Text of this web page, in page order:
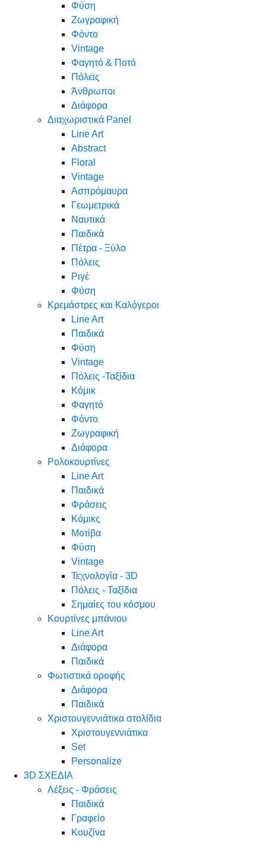
Φύση
Ζωγραφική
Φόντο
Vintage
Φαγητό & Ποτό
Πόλεις
Άνθρωποι
Διάφορα
Διαχωριστικά Panel
Line Art
Abstract
Floral
Vintage
Ασπρόμαυρα
Γεωμετρικά
Ναυτικά
Παιδικά
Πέτρα - Ξύλο
Πόλεις
Ριγέ
Φύση
Κρεμάστρες και Καλόγεροι
Line Art
Παιδικά
Φύση
Vintage
Πόλεις -Ταξίδια
Κόμικ
Φαγητό
Φόντο
Ζωγραφική
Διάφορα
Ρολοκουρτίνες
Line Art
Παιδικά
Φράσεις
Κόμικς
Μοτίβα
Φύση
Vintage
Τεχνολογία - 3D
Πόλεις - Ταξίδια
Σημαίες του κόσμου
Κουρτίνες μπάνιου
Line Art
Διάφορα
Παιδικά
Φωτιστικά οροφής
Διάφορα
Παιδικά
Χριστουγεννιάτικα στολίδια
Χριστουγεννιάτικα
Set
Personalize
3D ΣΧΕΔΙΑ
Λέξεις - Φράσεις
Παιδικά
Γραφείο
Κουζίνα